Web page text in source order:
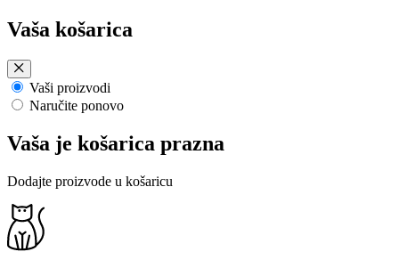
Preskoči
na
sadržaj
Vaša košarica
Vaši proizvodi
Naručite ponovo
Vaša je košarica prazna
Dodajte proizvode u košaricu